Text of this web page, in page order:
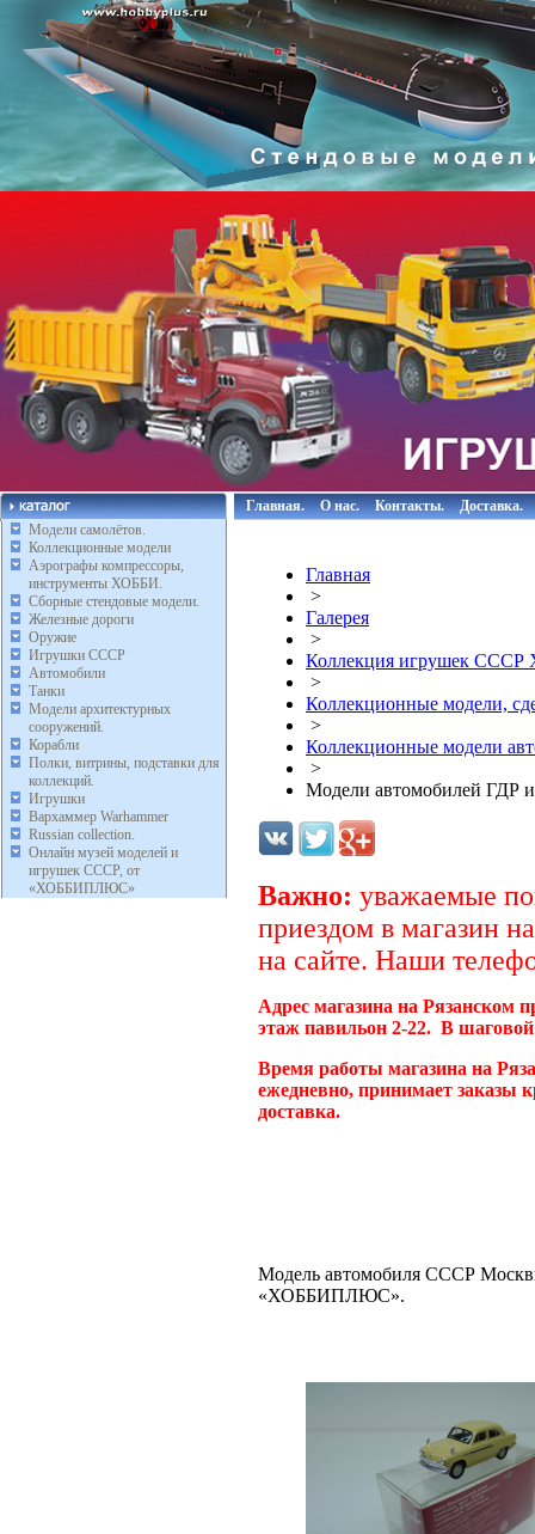
Модели самолётов.
Коллекционные модели
Аэрографы компрессоры,
инструменты ХОББИ.
Сборные стендовые модели.
Железные дороги
Оружие
Игрушки СССР
Автомобили
Танки
Модели архитектурных
сооружений.
Корабли
Полки, витрины, подставки для
коллекций.
Игрушки
Вархаммер Warhammer
Russian collection.
Онлайн музей моделей и
игрушек СССР, от
«ХОББИПЛЮС»
Главная. О нас. Контакты. Доставка.
Главная
>
Галерея
>
Коллекция игрушек
>
Коллекционные модели,
>
Коллекционные модели
>
Модели автомобилей ГДР
Важно: уважаемые
приездом в магазин
на сайте. Наши
Адрес магазина на Рязанском
этаж павильон 2-22. В
Время работы магазина на
ежедневно, принимает заказы
доставка.
Модель автомобиля СССР
«ХОББИПЛЮС».